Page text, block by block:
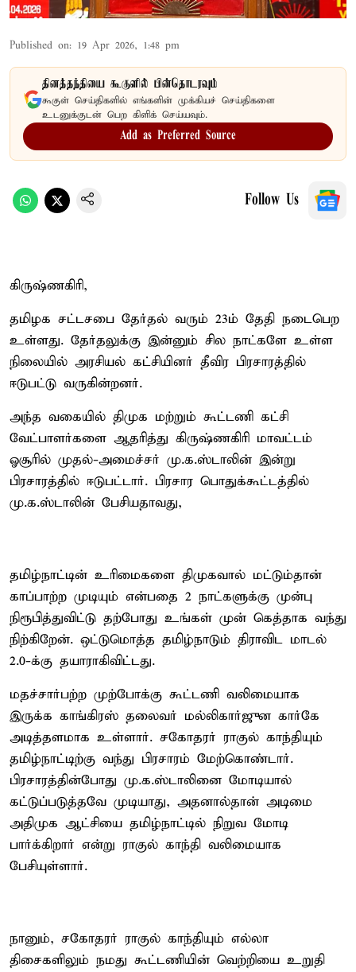
Published on: 19 Apr 2026, 1:48 pm
தினத்தந்தியை கூகுளில் பின்தொடரவும்
கூகுள் செய்திகளில் எங்களின் முக்கியச் செய்திகளை
உடனுக்குடன் பெற கிளிக் செய்யவும்.
Add as Preferred Source
Follow Us
கிருஷ்ணகிரி,
தமிழக சட்டசபை தேர்தல் வரும் 23ம் தேதி நடைபெற
உள்ளது. தேர்தலுக்கு இன்னும் சில நாட்களே உள்ள
நிலையில் அரசியல் கட்சியினர் தீவிர பிரசாரத்தில்
ஈடுபட்டு வருகின்றனர்.
அந்த வகையில் திமுக மற்றும் கூட்டணி கட்சி
வேட்பாளர்களை ஆதரித்து கிருஷ்ணகிரி மாவட்டம்
ஓசூரில் முதல்-அமைச்சர் மு.க.ஸ்டாலின் இன்று
பிரசாரத்தில் ஈடுபட்டார். பிரசார பொதுக்கூட்டத்தில்
மு.க.ஸ்டாலின் பேசியதாவது,
தமிழ்நாட்டின் உரிமைகளை திமுகவால் மட்டும்தான்
காப்பாற்ற முடியும் என்பதை 2 நாட்களுக்கு முன்பு
நிரூபித்துவிட்டு தற்போது உங்கள் முன் கெத்தாக வந்து
நிற்கிறேன். ஒட்டுமொத்த தமிழ்நாடும் திராவிட மாடல்
2.0-க்கு தயாராகிவிட்டது.
மதச்சார்பற்ற முற்போக்கு கூட்டணி வலிமையாக
இருக்க காங்கிரஸ் தலைவர் மல்லிகார்ஜுன கார்கே
அடித்தளமாக உள்ளார். சகோதரர் ராகுல் காந்தியும்
தமிழ்நாட்டிற்கு வந்து பிரசாரம் மேற்கொண்டார்.
பிரசாரத்தின்போது மு.க.ஸ்டாலினை மோடியால்
கட்டுப்படுத்தவே முடியாது, அதனால்தான் அடிமை
அதிமுக ஆட்சியை தமிழ்நாட்டில் நிறுவ மோடி
பார்க்கிறார் என்று ராகுல் காந்தி வலிமையாக
பேசியுள்ளார்.
நானும், சகோதரர் ராகுல் காந்தியும் எல்லா
திசைகளிலும் நமது கூட்டணியின் வெற்றியை உறுதி